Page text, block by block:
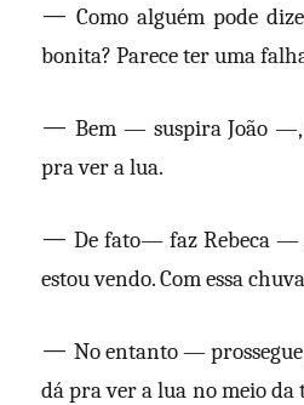
—Como alguém pode
bonita? Parece ter uma
—Bem — suspira João
pra ver a lua.
—De fato— faz Rebeca —
estou vendo. Com essa
— No entanto —
dá pra ver a lua no meio